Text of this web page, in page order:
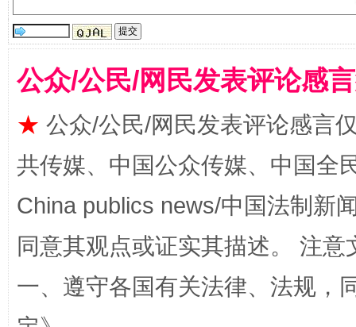
解纷+调解+退费，一次搞定
站台名比不上好声名
公众/公民/网民发表评论感
★ 公众/公民/网民发表评论感言
共传媒、中国公众传媒、中国全
China publics news/中国法制新
同意其观点或证实其描述。 注
一、遵守各国有关法律、法规，